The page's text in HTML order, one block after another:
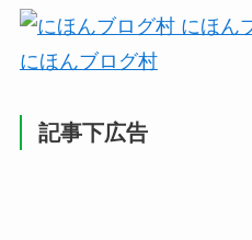
にほんブログ村
記事下広告